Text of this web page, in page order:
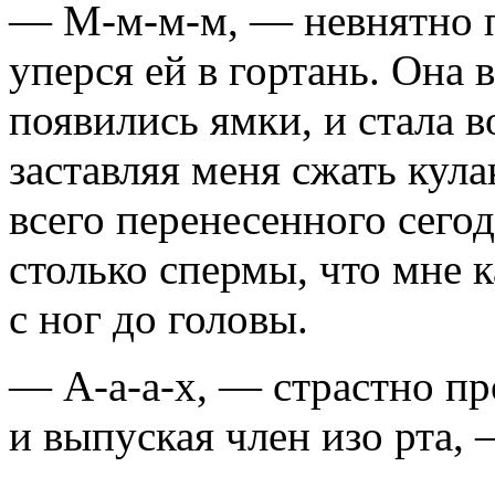
— М-м-м-м, — невнятно
уперся ей в гортань. Она
появились ямки, и стала
заставляя меня сжать
всего перенесенного
столько спермы, что мне
с ног до головы.
— А-а-а-х, — страстно
и выпуская член изо